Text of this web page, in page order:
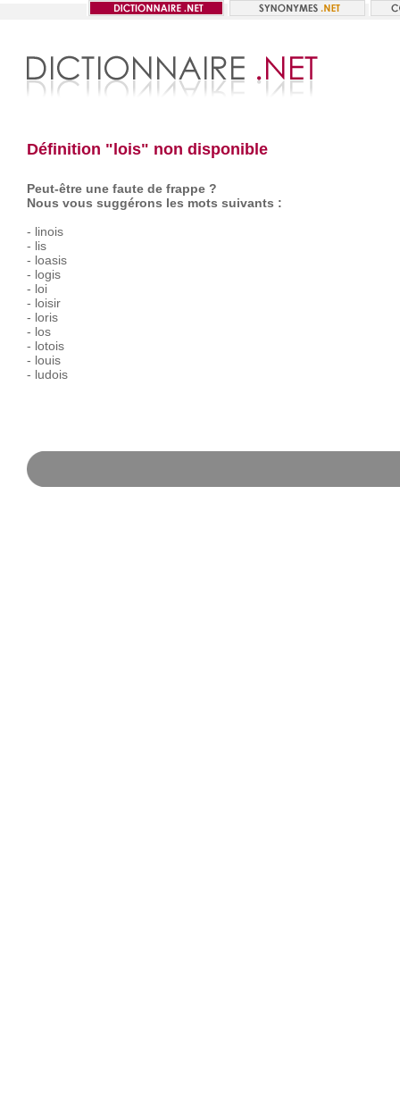
Définition "lois" non disponible
Peut-être une faute de frappe ?
Nous vous suggérons les mots suivants :
- linois
- lis
- loasis
- logis
- loi
- loisir
- loris
- los
- lotois
- louis
- ludois